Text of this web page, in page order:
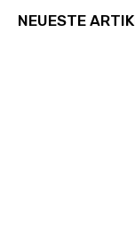
NEUESTE